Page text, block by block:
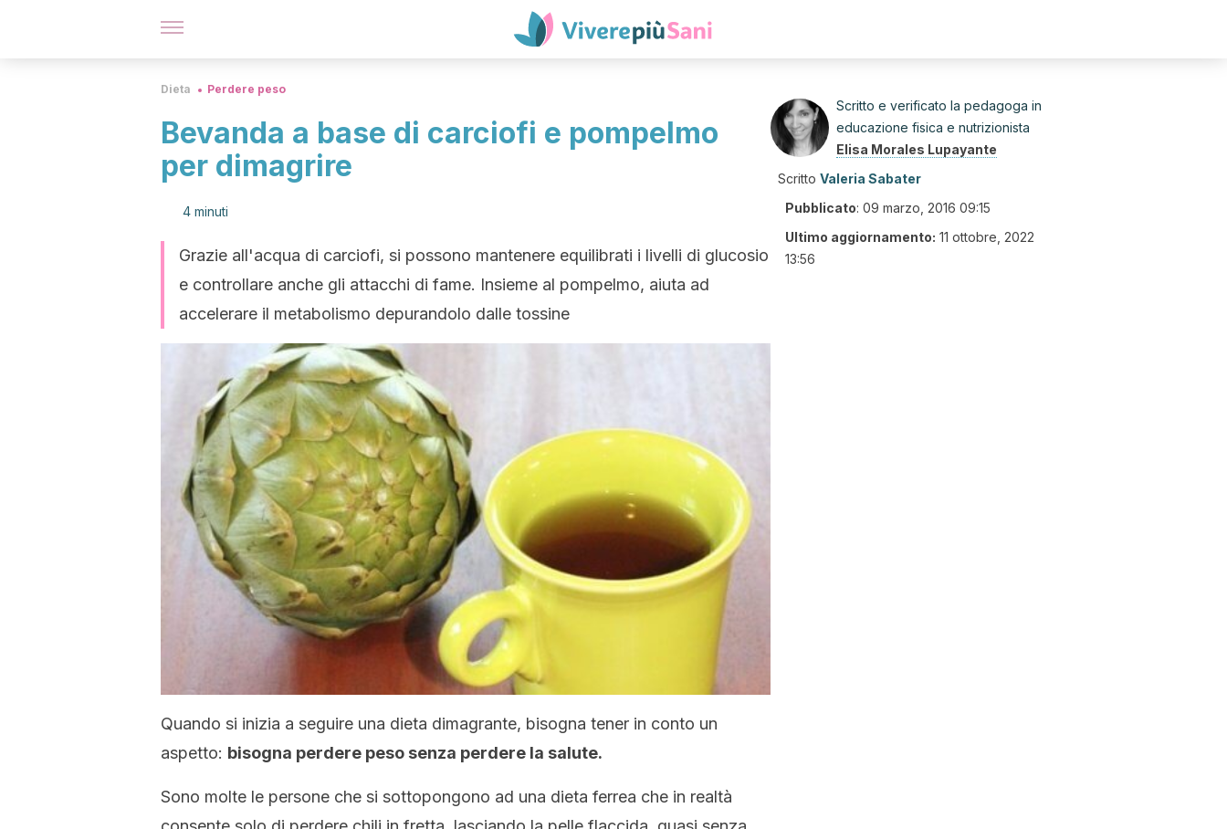
Dieta Perdere peso
Bevanda a base di carciofi e pompelmo
per dimagrire
4 minuti
Grazie all'acqua di carciofi, si possono mantenere equilibrati i livelli di glucosio
e controllare anche gli attacchi di fame. Insieme al pompelmo, aiuta ad
accelerare il metabolismo depurandolo dalle tossine
Quando si inizia a seguire una dieta dimagrante, bisogna tener in conto un
aspetto: bisogna perdere peso senza perdere la salute.
Sono molte le persone che si sottopongono ad una dieta ferrea che in realtà
Scritto e verificato la pedagoga in
educazione fisica e nutrizionista
Elisa Morales Lupayante
Scritto Valeria Sabater
Pubblicato: 09 marzo, 2016 09:15
Ultimo aggiornamento: 11 ottobre, 2022
13:56